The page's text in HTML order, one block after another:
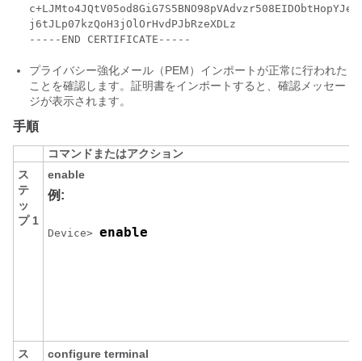
j6tJLp07kzQoH3jOlOrHvdPJbRzeXDLz
-----END CERTIFICATE-----
プライバシー強化メール（PEM）インポートが正常に行われた
ことを確認します。証明書をインポートすると、確認メッセー
ジが表示されます。
手順
コマンドまたはアクション
ス
テ
ッ
プ 1
enable
例:
Device> enable
ス
configure terminal